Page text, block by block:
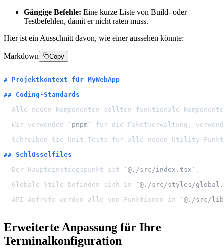
Gängige Befehle: Eine kurze Liste von Build- oder
Testbefehlen, damit er nicht raten muss.
Hier ist ein Ausschnitt davon, wie einer aussehen könnte:
Markdown Copy
# Projektkontext für MyWebApp
## Coding-Standards
-
Alle neuen Komponenten sollten funktionale
-
Wir verwenden `pnpm`
für die Paketverwaltung,
-
Schreiben Sie Unit-Tests für alle neuen Utility-
## Schlüsselfiles
-
Der Haupteinstiegspunkt ist `@./src/index.tsx` .
-
Globale Stile befinden sich in
`@./src/styles/
-
API-Aufrufe werden alle von Funktionen in `@./src/
Erweiterte Anpassung für Ihre
Terminalkonfiguration